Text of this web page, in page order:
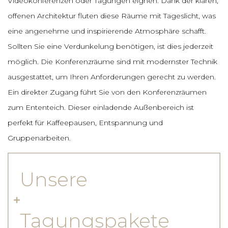
offenen Architektur fluten diese Räume mit Tageslicht, was
eine angenehme und inspirierende Atmosphäre schafft.
Sollten Sie eine Verdunkelung benötigen, ist dies jederzeit
möglich. Die Konferenzräume sind mit modernster Technik
ausgestattet, um Ihren Anforderungen gerecht zu werden.
Ein direkter Zugang führt Sie von den Konferenzräumen
zum Ententeich. Dieser einladende Außenbereich ist
perfekt für Kaffeepausen, Entspannung und
Gruppenarbeiten.
Unsere
Tagungspakete